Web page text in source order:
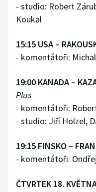
- studio: Robert
Koukal
15:15 USA –
- komentátoři:
19:00 KANADA –
Plus
- komentátoři:
- studio: Jiří Hölzel,
19:15 FINSKO –
- komentátoři:
ČTVRTEK 18.